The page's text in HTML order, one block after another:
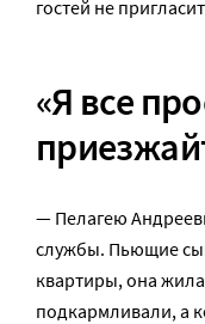
гостей не
«Я все
— Пелагею
службы. Пьющие
квартиры, она
подкармливали, а